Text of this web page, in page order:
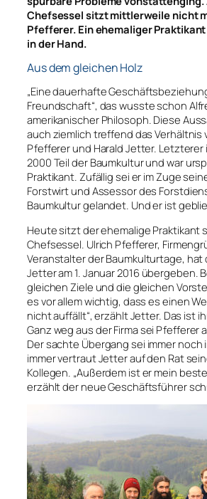
Chefsessel sitzt mittlerweile nicht
Pfefferer. Ein ehemaliger
in der Hand.
Aus dem gleichen Holz
„Eine dauerhafte
Freundschaft“, das wusste schon
amerikanischer Philosoph. Diese
auch ziemlich treffend das Verhältnis
Pfefferer und Harald Jetter. Letzterer
2000 Teil der Baumkultur und war
Praktikant. Zufällig sei er im Zuge
Forstwirt und Assessor des
Baumkultur gelandet. Und er ist
Heute sitzt der ehemalige Praktikant
Chefsessel. Ulrich Pfefferer,
Veranstalter der Baumkulturtage, hat
Jetter am 1. Januar 2016 übergeben.
gleichen Ziele und die gleichen
es vor allem wichtig, dass es einen
nicht auffällt“, erzählt Jetter. Das ist
Ganz weg aus der Firma sei Pfefferer
Der sachte Übergang sei immer noch
immer vertraut Jetter auf den Rat
Kollegen. „Außerdem ist er mein
erzählt der neue Geschäftsführer